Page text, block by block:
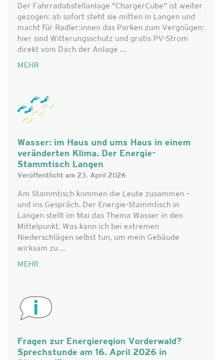
Der Fahrradabstellanlage "ChargerCube" ist weiter
gezogen: ab sofort steht sie mitten in Langen und
macht für Radler:innen das Parken zum Vergnügen:
hier sind Witterungsschutz und gratis PV-Strom
direkt vom Dach der Anlage ...
MEHR
Wasser: im Haus und ums Haus in einem
veränderten Klima. Der Energie-
Stammtisch Langen
Veröffentlicht am 23. April 2026
Am Stammtisch kommen die Leute zusammen –
und ins Gespräch. Der Energie-Stammtisch in
Langen stellt im Mai das Thema Wasser in den
Mittelpunkt. Was kann ich bei extremen
Niederschlägen selbst tun, um mein Gebäude
wirksam zu ...
MEHR
Fragen zur Energieregion Vorderwald?
Sprechstunde am 16. April 2026 in